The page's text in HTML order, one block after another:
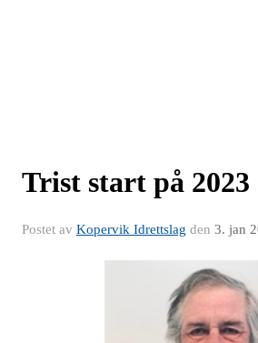
Trist start på 2023
Postet av Kopervik Idrettslag den 3. jan